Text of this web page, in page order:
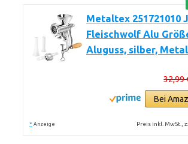
Metaltex 251721010
Fleischwolf Alu
Aluguss, silber,
32,99
Bei
* Anzeige Preis inkl. MwSt.,